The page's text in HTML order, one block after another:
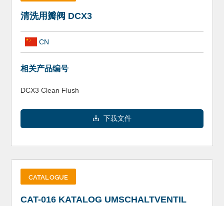
清洗用瓣阀 DCX3
CN
相关产品编号
DCX3 Clean Flush
下载文件
CATALOGUE
CAT-016 KATALOG UMSCHALTVENTIL